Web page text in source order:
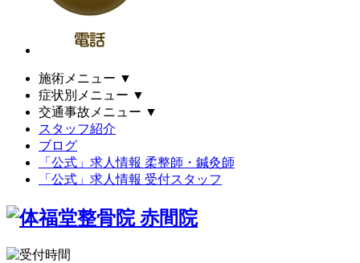
施術メニュー ▼
症状別メニュー ▼
交通事故メニュー ▼
スタッフ紹介
ブログ
「公式」求人情報 柔整師・鍼灸師
「公式」求人情報 受付スタッフ